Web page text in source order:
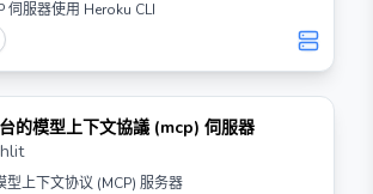
伺服器使用 Heroku CLI
的模型上下文協議 (mcp) 伺服器
上下文协议 (MCP) 服务器